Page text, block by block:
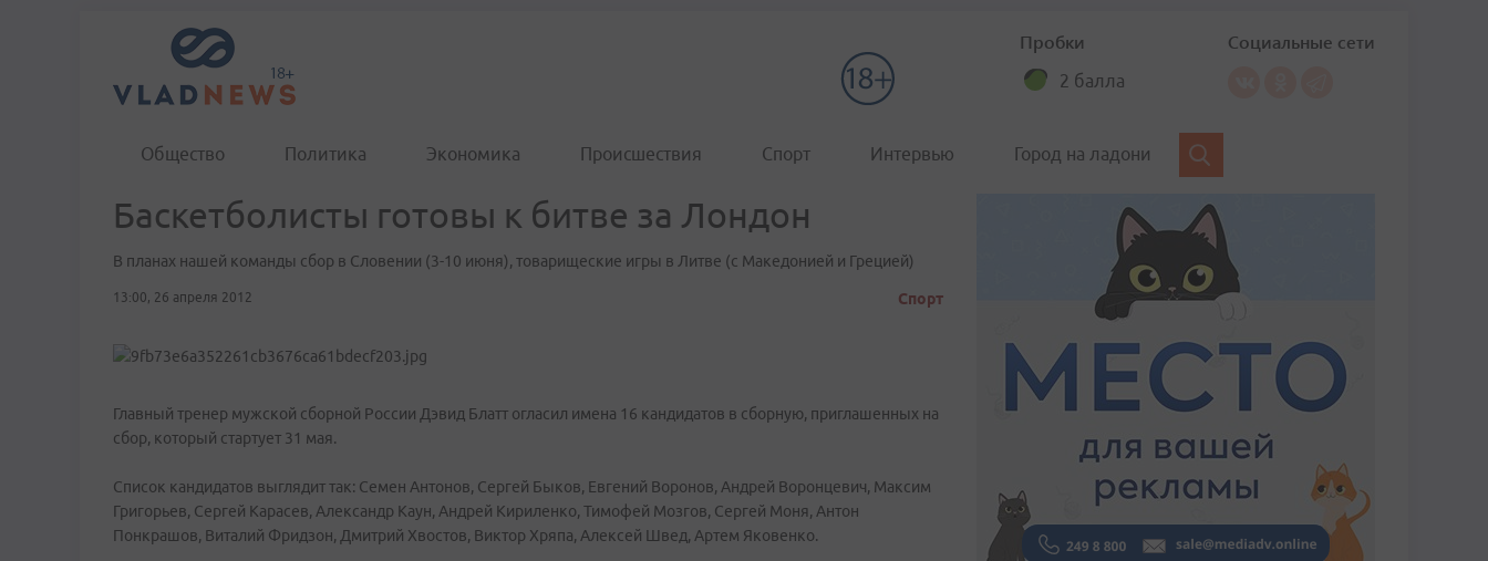
Пробки
2 балла
Социальные сети
Общество Политика Экономика Происшествия Спорт Интервью Город на ладони
Баскетболисты готовы к битве за Лондон
В планах нашей команды сбор в Словении (3-10 июня), товарищеские игры в Литве (с Македонией и Грецией)
13:00, 26 апреля 2012 Спорт
Главный тренер мужской сборной России Дэвид Блатт огласил имена 16 кандидатов в сборную, приглашенных на
сбор, который стартует 31 мая.
Список кандидатов выглядит так: Семен Антонов, Сергей Быков, Евгений Воронов, Андрей Воронцевич, Максим
Григорьев, Сергей Карасев, Александр Каун, Андрей Кириленко, Тимофей Мозгов, Сергей Моня, Антон
Понкрашов, Виталий Фридзон, Дмитрий Хвостов, Виктор Хряпа, Алексей Швед, Артем Яковенко.